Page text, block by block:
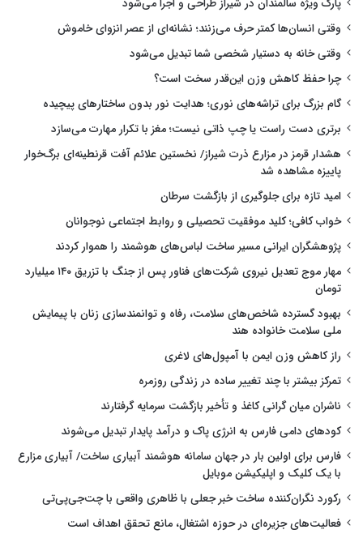
پارک ویژه سالمندان در شیراز طراحی و اجرا می‌شود
وقتی انسان‌ها کمتر حرف می‌زنند؛ نشانه‌ای از عصر انزوای خاموش
وقتی خانه به دستیار شخصی شما تبدیل می‌شود
چرا حفظ کاهش وزن این‌قدر سخت است؟
گام بزرگ برای تراشه‌های نوری؛ هدایت نور بدون ساختارهای پیچیده
برتری دست راست یا چپ ذاتی نیست؛ مغز با تکرار مهارت می‌سازد
هشدار قرمز در مزارع ذرت شیراز/ نخستین علائم آفت قرنطینه‌ای برگ‌خوار
پاییزه مشاهده شد
امید تازه برای جلوگیری از بازگشت سرطان
خواب کافی؛ کلید موفقیت تحصیلی و روابط اجتماعی نوجوانان
پژوهشگران ایرانی مسیر ساخت لباس‌های هوشمند را هموار کردند
مهار موج تعدیل نیروی شرکت‌های فناور پس از جنگ با تزریق ۱۴۰ میلیارد
تومان
بهبود گسترده شاخص‌های سلامت، رفاه و توانمندسازی زنان با پیمایش
ملی سلامت خانواده هند
راز کاهش وزن ایمن با آمپول‌های لاغری
تمرکز بیشتر با چند تغییر ساده در زندگی روزمره
ناشران میان گرانی کاغذ و تأخیر بازگشت سرمایه گرفتارند
کودهای دامی فارس به انرژی پاک و درآمد پایدار تبدیل می‌شوند
فارس برای اولین بار در جهان سامانه هوشمند آبیاری ساخت/ آبیاری مزارع
با یک کلیک و اپلیکیشن موبایل
رکورد نگران‌کننده ساخت خبر جعلی با ظاهری واقعی با چت‌جی‌پی‌تی
فعالیت‌های جزیره‌ای در حوزه اشتغال، مانع تحقق اهداف است